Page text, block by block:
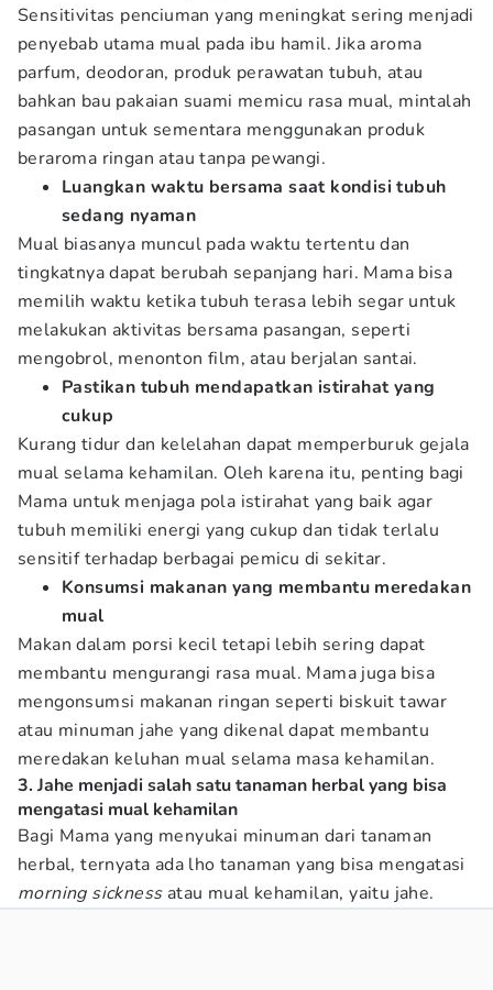
Sensitivitas penciuman yang meningkat sering menjadi
penyebab utama mual pada ibu hamil. Jika aroma
parfum, deodoran, produk perawatan tubuh, atau
bahkan bau pakaian suami memicu rasa mual, mintalah
pasangan untuk sementara menggunakan produk
beraroma ringan atau tanpa pewangi.
Luangkan waktu bersama saat kondisi tubuh
sedang nyaman
Mual biasanya muncul pada waktu tertentu dan
tingkatnya dapat berubah sepanjang hari. Mama bisa
memilih waktu ketika tubuh terasa lebih segar untuk
melakukan aktivitas bersama pasangan, seperti
mengobrol, menonton film, atau berjalan santai.
Pastikan tubuh mendapatkan istirahat yang
cukup
Kurang tidur dan kelelahan dapat memperburuk gejala
mual selama kehamilan. Oleh karena itu, penting bagi
Mama untuk menjaga pola istirahat yang baik agar
tubuh memiliki energi yang cukup dan tidak terlalu
sensitif terhadap berbagai pemicu di sekitar.
Konsumsi makanan yang membantu meredakan
mual
Makan dalam porsi kecil tetapi lebih sering dapat
membantu mengurangi rasa mual. Mama juga bisa
mengonsumsi makanan ringan seperti biskuit tawar
atau minuman jahe yang dikenal dapat membantu
meredakan keluhan mual selama masa kehamilan.
3. Jahe menjadi salah satu tanaman herbal yang bisa
mengatasi mual kehamilan
Bagi Mama yang menyukai minuman dari tanaman
herbal, ternyata ada lho tanaman yang bisa mengatasi
morning sicknessatau mual kehamilan, yaitu jahe.